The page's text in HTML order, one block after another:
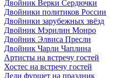
Двойник Верки Сердючки
Двойники политиков России
Двойники зарубежных звёзд
Двойник Мэрилин Монро
Двойник Элвиса Пресли
Двойник Чарли Чаплина
Артисты на встречу гостей
Хостес на встречу гостей
Леди фуршет на праздник